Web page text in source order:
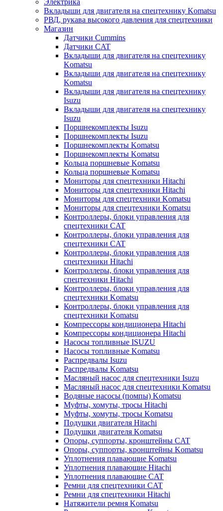
Электрика
Вкладыши для двигателя на спецтехнику Komatsu
РВД, рукава высокого давления для спецтехники
Магазин
Датчики Cummins
Датчики CAT
Вкладыши для двигателя на спецтехнику
Komatsu
Вкладыши для двигателя на спецтехнику
Komatsu
Вкладыши для двигателя на спецтехнику
Isuzu
Вкладыши для двигателя на спецтехнику
Isuzu
Поршнекомплекты Isuzu
Поршнекомплекты Isuzu
Поршнекомплекты Komatsu
Поршнекомплекты Komatsu
Кольца поршневые Komatsu
Кольца поршневые Komatsu
Мониторы для спецтехники Hitachi
Мониторы для спецтехники Hitachi
Мониторы для спецтехники Komatsu
Мониторы для спецтехники Komatsu
Контроллеры, блоки управления для
спецтехники CAT
Контроллеры, блоки управления для
спецтехники CAT
Контроллеры, блоки управления для
спецтехники Hitachi
Контроллеры, блоки управления для
спецтехники Hitachi
Контроллеры, блоки управления для
спецтехники Komatsu
Контроллеры, блоки управления для
спецтехники Komatsu
Компрессоры кондиционера Hitachi
Компрессоры кондиционера Hitachi
Насосы топливные ISUZU
Насосы топливные Komatsu
Распредвалы Isuzu
Распредвалы Komatsu
Масляный насос для спецтехники Isuzu
Масляный насос для спецтехники Komatsu
Водяные насосы (помпы) Komatsu
Муфты, хомуты, тросы Hitachi
Муфты, хомуты, тросы Komatsu
Подушки двигателя Hitachi
Подушки двигателя Komatsu
Опоры, суппорты, кронштейны CAT
Опоры, суппорты, кронштейны Komatsu
Уплотнения плавающие Komatsu
Уплотнения плавающие Hitachi
Уплотнения плавающие CAT
Ремни для спецтехники CAT
Ремни для спецтехники Hitachi
Натяжители ремня Komatsu